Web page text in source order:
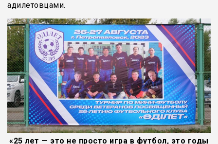
адилетовцами.
«25 лет — это не просто игра в футбол, это годы